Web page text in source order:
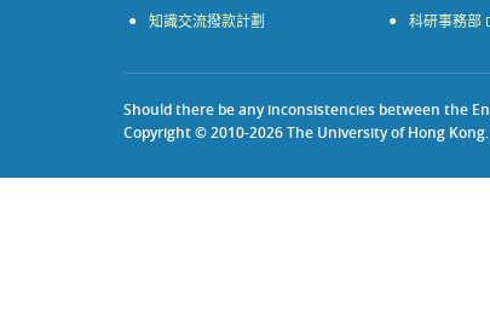
知識交流撥款計劃 科研事務部
Should there be any inconsistencies between the
Copyright © 2010-2026 The University of Hong